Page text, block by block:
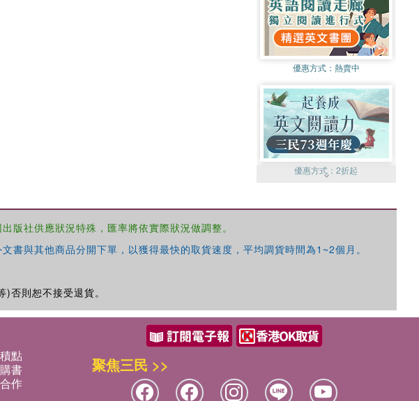
優惠方式： 熱賣中
優惠方式：2折起
版社供應狀況特殊，匯率將依實際狀況做調整。
與其他商品分開下單，以獲得最快的取貨速度，平均調貨時間為1~2個月。
否則恕不接受退貨。
點
書
作
聚焦三民 >>